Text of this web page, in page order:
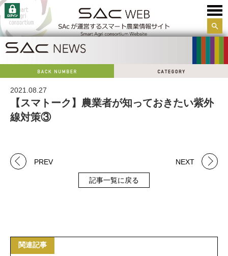
サイ
2021.08.27
【スマトーク】農業者が知っておきたい紫外
線対策③
PREV
記事一覧に戻る
NEXT
関連記事